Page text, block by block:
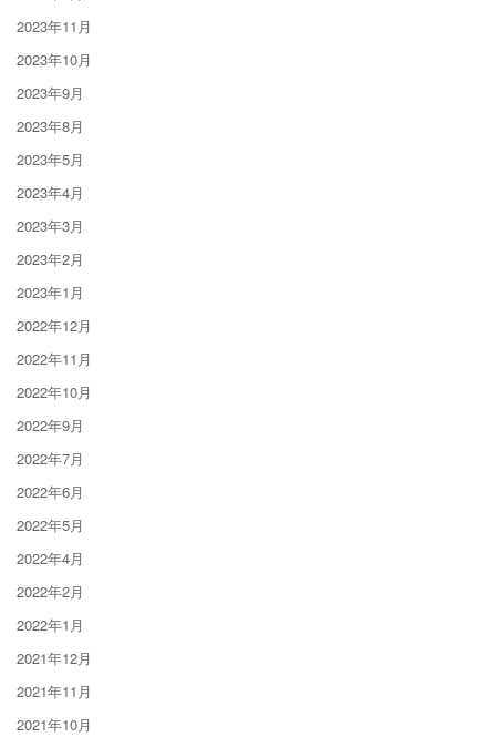
2023年11月
2023年10月
2023年9月
2023年8月
2023年5月
2023年4月
2023年3月
2023年2月
2023年1月
2022年12月
2022年11月
2022年10月
2022年9月
2022年7月
2022年6月
2022年5月
2022年4月
2022年2月
2022年1月
2021年12月
2021年11月
2021年10月